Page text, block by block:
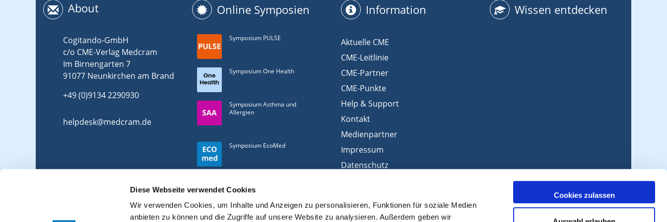
Diese Webseite verwendet Cookies
Wir verwenden Cookies, um Inhalte und Anzeigen zu personalisieren, Funktionen für soziale Medien
anbieten zu können und die Zugriffe auf unsere Website zu analysieren. Außerdem geben wir
Cookies zulassen
About
Cogitando-GmbH
c/o CME-Verlag Medcram
Im Birnengarten 7
91077 Neunkirchen am Brand
+49 (0)9134 2290930
helpdesk@medcram.de
Online Symposien
Symposium PULSE
Symposium One Health
Symposium Asthma und
Allergien
Symposium EcoMed
ADIPOSITAS
Information
Aktuelle CME
CME-Leitlinie
CME-Partner
CME-Punkte
Help & Support
Kontakt
Medienpartner
Impressum
Datenschutz
Wissen entdecken